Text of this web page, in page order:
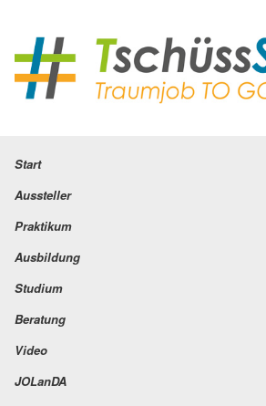
Start
Aussteller
Praktikum
Ausbildung
Studium
Beratung
Video
JOLanDA